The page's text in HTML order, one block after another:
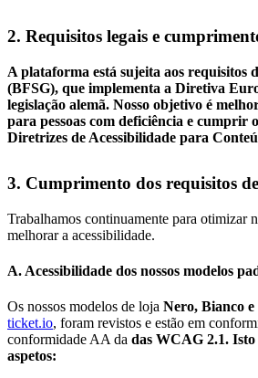
2. Requisitos legais e
A plataforma está sujeita aos requisitos
(BFSG), que implementa a Diretiva
legislação alemã. Nosso objetivo é
para pessoas com deficiência e cumprir
Diretrizes de Acessibilidade para
3. Cumprimento dos requisitos
Trabalhamos continuamente para otimizar
melhorar a acessibilidade.
A. Acessibilidade dos nossos modelos
Os nossos modelos de loja Nero, Bianco e
ticket.io, foram revistos e estão em
conformidade AA da das WCAG 2.1. Isto
aspetos: